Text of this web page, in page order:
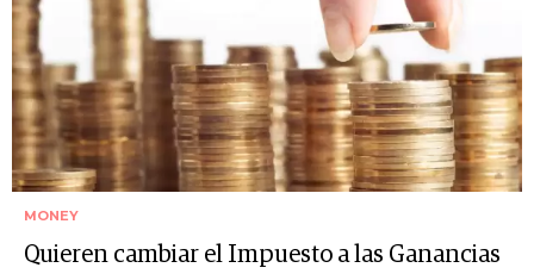
MONEY
Quieren cambiar el Impuesto a las Ganancias